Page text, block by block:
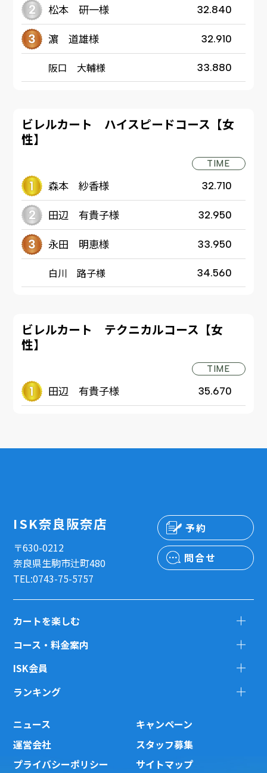
松本 研一様 32.840
濵 道雄様 32.910
阪口 大輔様 33.880
ビレルカート ハイスピードコース【女
性】
TIME
森本 紗香様 32.710
田辺 有貴子様 32.950
永田 明恵様 33.950
白川 路子様 34.560
ビレルカート テクニカルコース【女
性】
TIME
田辺 有貴子様 35.670
ISK奈良阪奈店
〒630-0212
奈良県生駒市辻町480
TEL:0743-75-5757
予約
問合せ
カートを楽しむ
コース・料金案内
ISK会員
ランキング
ニュース
キャンペーン
運営会社
スタッフ募集
プライバシーポリシー
サイトマップ